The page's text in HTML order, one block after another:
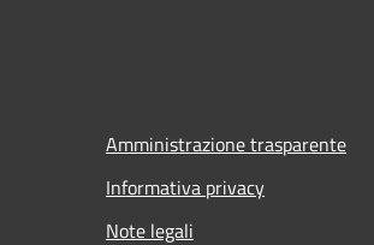
Amministrazione trasparente
Informativa privacy
Note legali